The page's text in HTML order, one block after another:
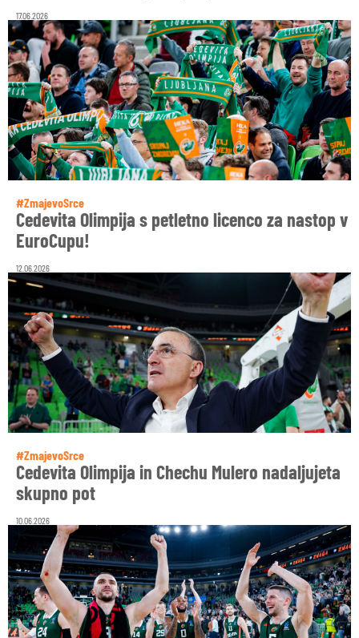
17.06.2026
#ZmajevoSrce
Cedevita Olimpija s petletno licenco za nastop v
EuroCupu!
12.06.2026
#ZmajevoSrce
Cedevita Olimpija in Chechu Mulero nadaljujeta
skupno pot
10.06.2026